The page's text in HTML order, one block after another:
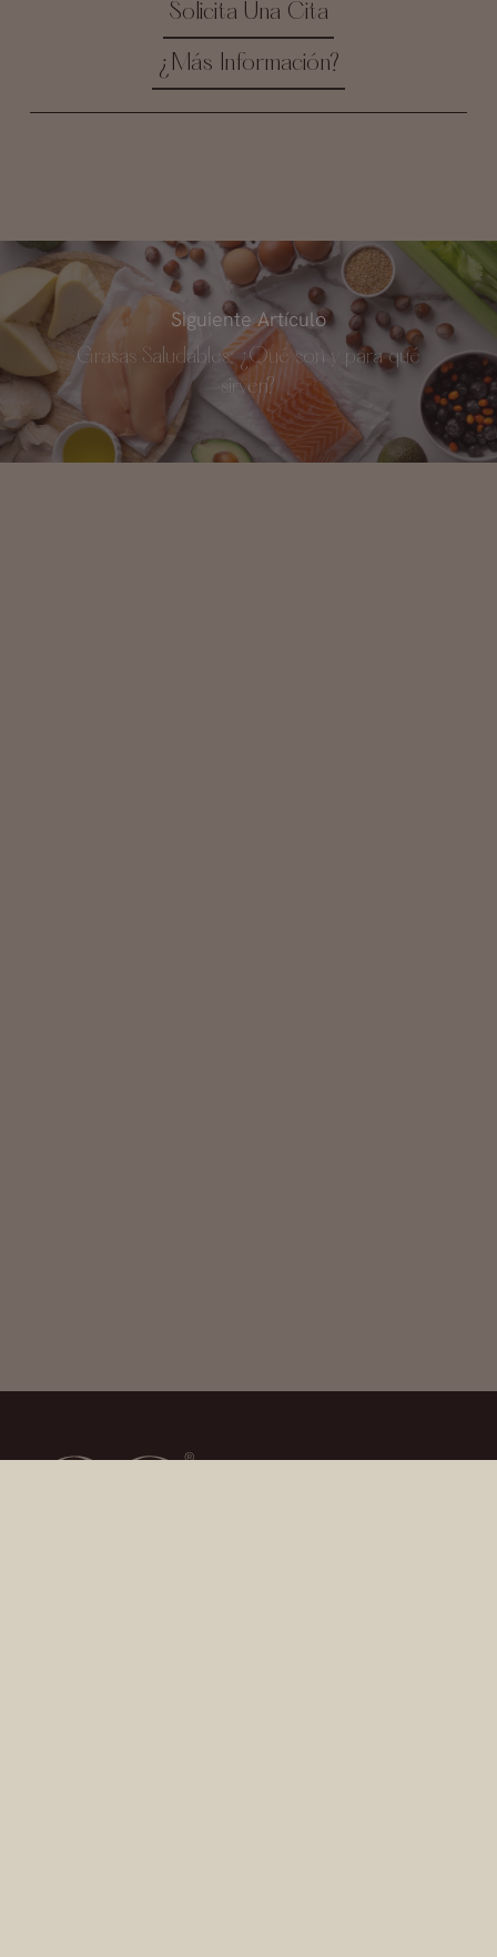
Solicita Una Cita
¿Más Información?
Siguiente Artículo
Grasas Saludables: ¿Qué son y para qué
sirven?